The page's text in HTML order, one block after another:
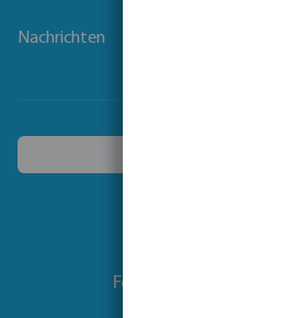
Nachrichten
Folgen Sie uns